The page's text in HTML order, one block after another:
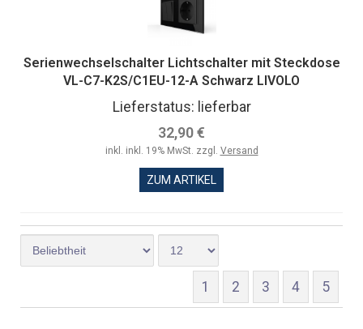
Serienwechselschalter Lichtschalter mit Steckdose
VL-C7-K2S/C1EU-12-A Schwarz LIVOLO
Lieferstatus: lieferbar
32,90 €
inkl. inkl. 19% MwSt. zzgl. Versand
ZUM ARTIKEL
1 2 3 4 5